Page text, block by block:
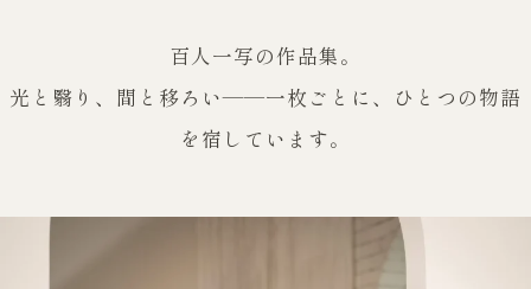
百人一写の作品集。
光と翳り、間と移ろい——一枚ごとに、ひとつの物語
を宿しています。